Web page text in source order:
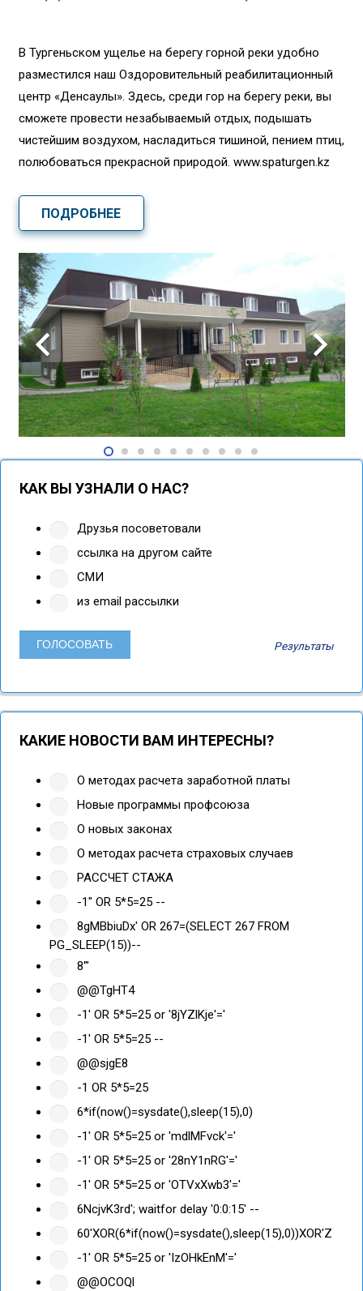
В Тургеньском ущелье на берегу горной реки удобно
разместился наш Оздоровительный реабилитационный
центр «Денсаулық». Здесь, среди гор на берегу реки, вы
сможете провести незабываемый отдых, подышать
чистейшим воздухом, насладиться тишиной, пением птиц,
полюбоваться прекрасной природой. www.spaturgen.kz
ПОДРОБНЕЕ
КАК ВЫ УЗНАЛИ О НАС?
Друзья посоветовали
ссылка на другом сайте
СМИ
из email рассылки
Результаты
КАКИЕ НОВОСТИ ВАМ ИНТЕРЕСНЫ?
О методах расчета заработной платы
Новые программы профсоюза
О новых законах
О методах расчета страховых случаев
РАССЧЕТ СТАЖА
-1" OR 5*5=25 --
8gMBbiuDx' OR 267=(SELECT 267 FROM
PG_SLEEP(15))--
8'"
@@TgHT4
-1' OR 5*5=25 or '8jYZlKje'='
-1' OR 5*5=25 --
@@sjgE8
-1 OR 5*5=25
6*if(now()=sysdate(),sleep(15),0)
-1' OR 5*5=25 or 'mdlMFvck'='
-1' OR 5*5=25 or '28nY1nRG'='
-1' OR 5*5=25 or 'OTVxXwb3'='
6NcjvK3rd'; waitfor delay '0:0:15' --
60'XOR(6*if(now()=sysdate(),sleep(15),0))XOR'Z
-1' OR 5*5=25 or 'IzOHkEnM'='
@@OCOQl